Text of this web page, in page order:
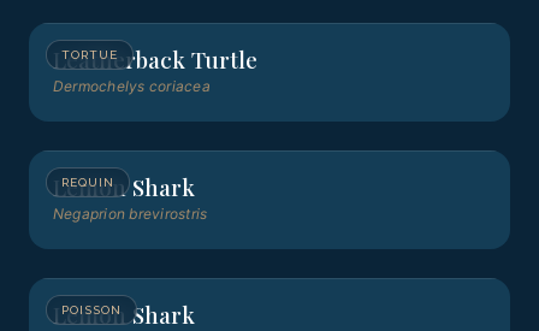
TORTUE
Leatherback Turtle
Dermochelys coriacea
REQUIN
Lemon Shark
Negaprion brevirostris
POISSON
Lemon Shark